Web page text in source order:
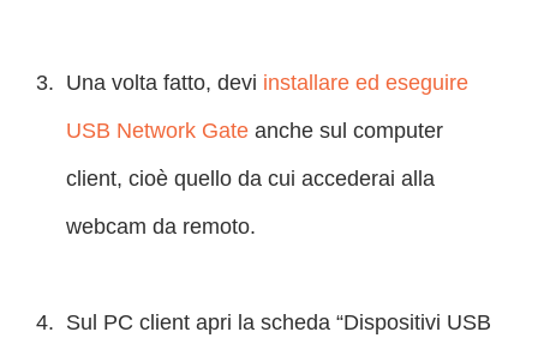
Una volta fatto, devi installare ed eseguire
USB Network Gate anche sul computer
client, cioè quello da cui accederai alla
webcam da remoto.
Sul PC client apri la scheda “Dispositivi USB